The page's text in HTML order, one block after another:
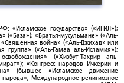
«Исламское государство» («ИГИЛ»);
(«База»); «Братья-мусульмане» («Аль-
война» («Аль-Джихад» или
группа» («Аль-Гамаа аль-Исламия»);
(«Хизбут-Тахрир аль-
«Конгресс народов Ичкерии и
(бывшее «Исламское движение
народа»; Международное религиозное